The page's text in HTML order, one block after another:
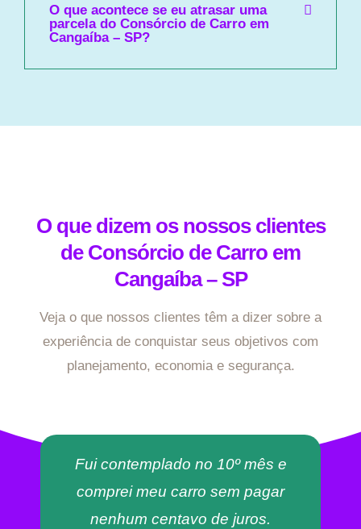
O que acontece se eu atrasar uma
parcela do Consórcio de Carro em
Cangaíba – SP?
O que dizem os nossos clientes
de Consórcio de Carro em
Cangaíba – SP
Veja o que nossos clientes têm a dizer sobre a
experiência de conquistar seus objetivos com
planejamento, economia e segurança.
Fui contemplado no 10º mês e
comprei meu carro sem pagar
nenhum centavo de juros.